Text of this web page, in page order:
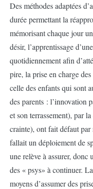
Des méthodes adaptées
durée permettant la
mémorisant chaque jour
désir, l’apprentissage
quotidiennement afin
pire, la prise en charge
celle des enfants qui sont
des parents : l’innovation
et son terrassement), par
crainte), ont fait défaut par
fallait un déploiement de
une relève à assurer,
des « psys» à continuer.
moyens d’assumer des